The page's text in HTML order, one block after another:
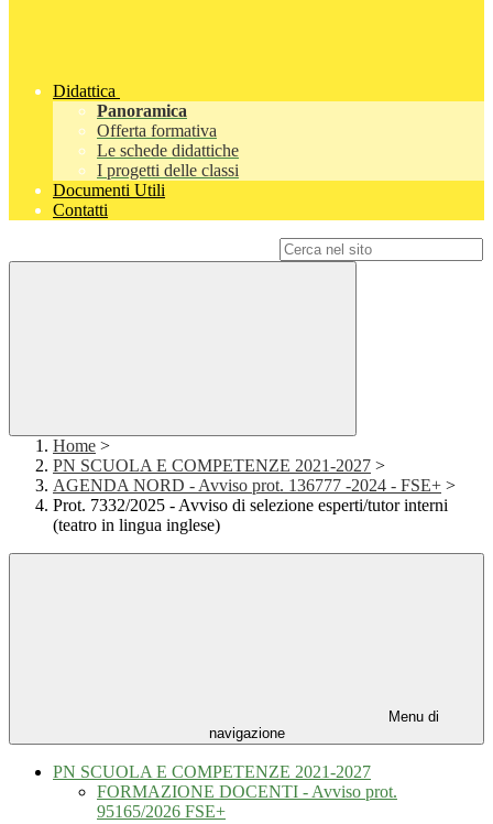
Didattica
Panoramica
Offerta formativa
Le schede didattiche
I progetti delle classi
Documenti Utili
Contatti
Home >
PN SCUOLA E COMPETENZE 2021-2027 >
AGENDA NORD - Avviso prot. 136777 -2024 - FSE+ >
Prot. 7332/2025 - Avviso di selezione esperti/tutor interni
(teatro in lingua inglese)
Menu di
navigazione
PN SCUOLA E COMPETENZE 2021-2027
FORMAZIONE DOCENTI - Avviso prot.
95165/2026 FSE+